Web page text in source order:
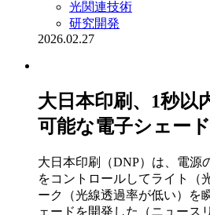
光関連技術
研究開発
2026.02.27
大日本印刷、1秒以
可能な電子シェー
大日本印刷（DNP）は、電源
をコントロールしてライト（
ーク（光線透過率が低い）を
ェードを開発した（ニュース